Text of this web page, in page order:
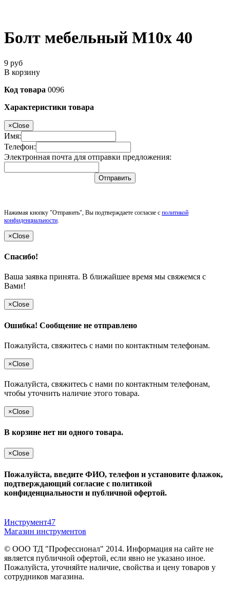
Болт мебельный М10х 40
9 руб
В корзину
Код товара 0096
Характеристики товара
×Close
Имя:
Телефон:
Электронная почта для отправки предложения:
Отправить
Нажимая кнопку "Отправить", Вы подтверждаете согласие с политикой
конфиденциальности.
×Close
Спасибо!
Ваша заявка принята. В ближайшее время мы свяжемся с
Вами!
×Close
Ошибка! Сообщение не отправлено
Пожалуйста, свяжитесь с нами по контактным телефонам.
×Close
Пожалуйста, свяжитесь с нами по контактным телефонам,
чтобы уточнить наличие этого товара.
×Close
В корзине нет ни одного товара.
×Close
Пожалуйста, введите ФИО, телефон и установите флажок,
подтверждающий согласие с политикой
конфиденциальности и публичной офертой.
Инструмент47
Магазин инструментов
© ООО ТД "Профессионал" 2014. Информация на сайте не
является публичной офертой, если явно не указано иное.
Пожалуйста, уточняйте наличие, свойства и цену товаров у
сотрудников магазина.